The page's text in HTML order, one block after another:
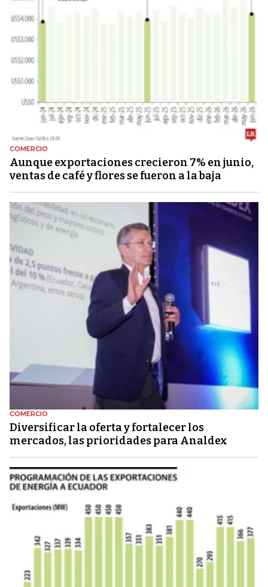
COMERCIO
Aunque exportaciones crecieron 7% en junio,
ventas de café y flores se fueron a la baja
COMERCIO
Diversificar la oferta y fortalecer los
mercados, las prioridades para Analdex